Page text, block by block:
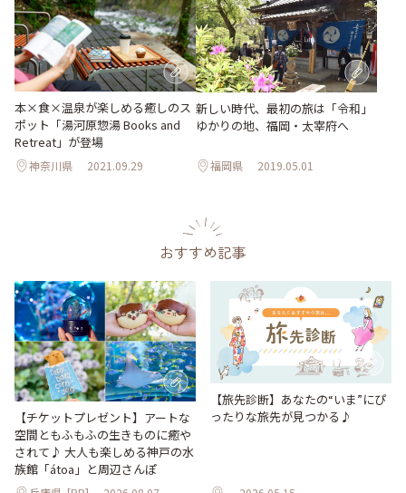
本×食×温泉が楽しめる癒しのス
ポット「湯河原惣湯 Books and
Retreat」が登場
神奈川県 2021.09.29
新しい時代、最初の旅は「令和」
ゆかりの地、福岡・太宰府へ
福岡県 2019.05.01
おすすめ記事
【チケットプレゼント】アートな
空間ともふもふの生きものに癒や
されて♪ 大人も楽しめる神戸の水
族館「átoa」と周辺さんぽ
【旅先診断】あなたの“いま”にぴ
ったりな旅先が見つかる♪